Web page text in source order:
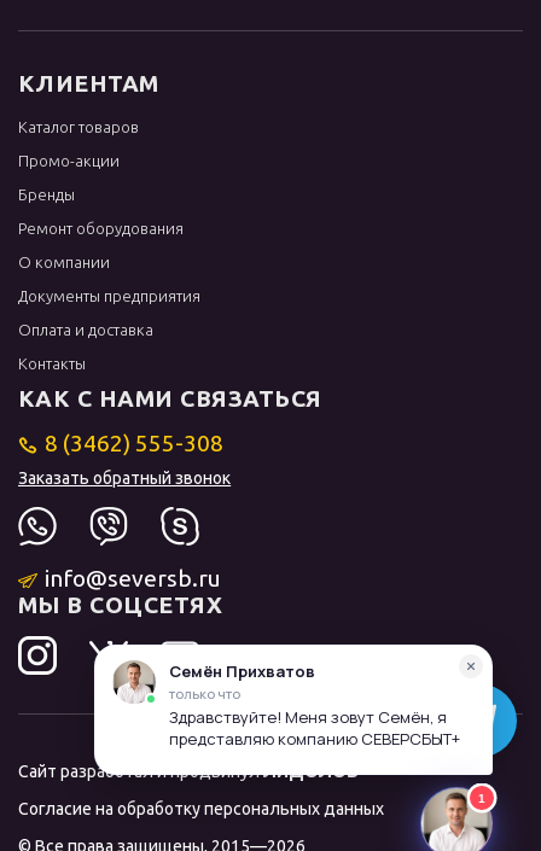
КЛИЕНТАМ
Каталог товаров
Промо-акции
Бренды
Ремонт оборудования
О компании
Документы предприятия
Оплата и доставка
Контакты
КАК С НАМИ СВЯЗАТЬСЯ
8 (3462) 555-308
Заказать обратный звонок
info@seversb.ru
МЫ В СОЦСЕТЯХ
Сайт разработал и продвинулЛИДОЛОВ
Согласие на обработку персональных данных
© Все права защищены, 2015—2026